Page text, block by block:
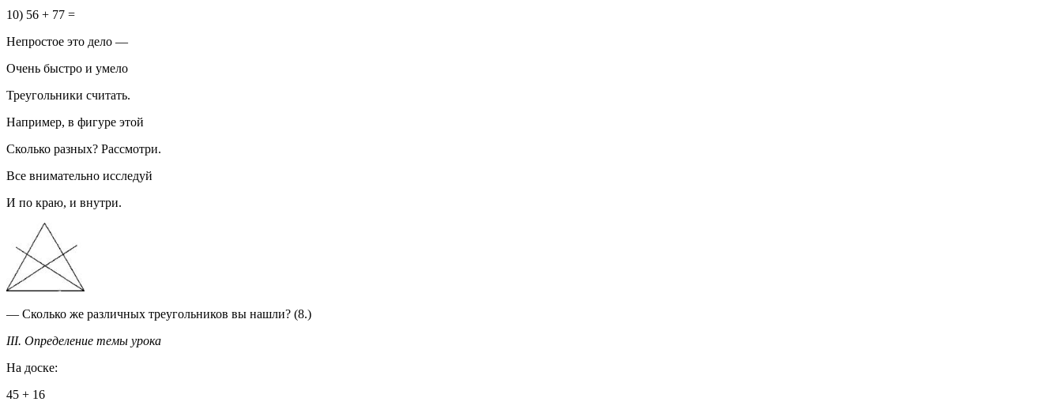
10) 56 + 77 =
Непростое это дело —
Очень быстро и умело
Треугольники считать.
Например, в фигуре этой
Сколько разных? Рассмотри.
Все внимательно исследуй
И по краю, и внутри.
— Сколько же различных треугольников вы нашли? (8.)
III. Определение темы урока
На доске:
45 + 16